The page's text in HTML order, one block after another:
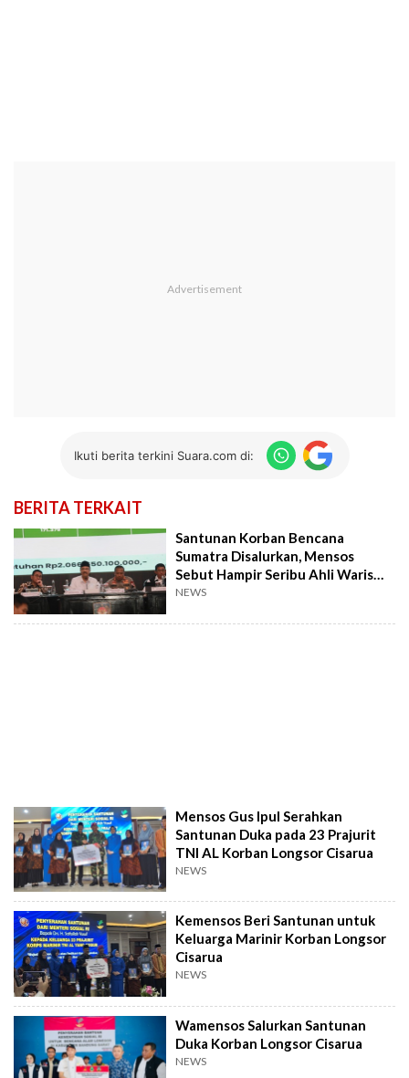
Ikuti berita terkini Suara.com di:
BERITA TERKAIT
Santunan Korban Bencana
Sumatra Disalurkan, Mensos
Sebut Hampir Seribu Ahli Waris
Terbantu
NEWS
Mensos Gus Ipul Serahkan
Santunan Duka pada 23 Prajurit
TNI AL Korban Longsor Cisarua
NEWS
Kemensos Beri Santunan untuk
Keluarga Marinir Korban Longsor
Cisarua
NEWS
Wamensos Salurkan Santunan
Duka Korban Longsor Cisarua
NEWS